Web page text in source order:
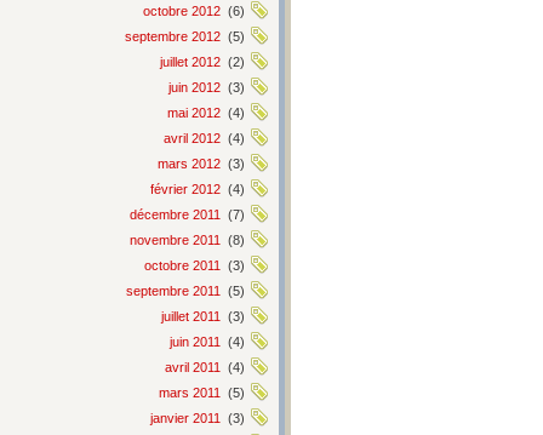
octobre 2012 (6)
septembre 2012 (5)
juillet 2012 (2)
juin 2012 (3)
mai 2012 (4)
avril 2012 (4)
mars 2012 (3)
février 2012 (4)
décembre 2011
(7)
novembre 2011
(8)
octobre 2011
(3)
septembre 2011
(5)
juillet 2011
(3)
juin 2011
(4)
avril 2011
(4)
mars 2011
(5)
janvier 2011
(3)